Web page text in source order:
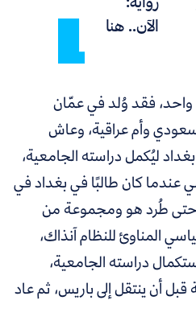
الآن.. هنا
فقد وُلد في عمّان
١٩٣٣ لأب سعودي وأم عراقية، وعاش
ليُكمل دراسته الجامعية،
عندما كان طالبًا في بغداد في
طُرد هو ومجموعة من
المناوئ للنظام آنذاك،
دراسته الجامعية،
أن ينتقل إلى باريس، ثم عاد